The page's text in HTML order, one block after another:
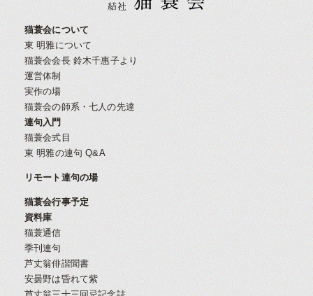
猫蓑会について
東 明雅について
猫蓑会会長 鈴木千惠子より
運営体制
実作の場
猫蓑会の師系・七人の先達
連句入門
猫蓑会式目
東 明雅の連句 Q&A
リモート連句の場
猫蓑会行事予定
資料庫
猫蓑通信
季刊連句
芦丈翁俳諧聞書
安曇野は昏れて紫